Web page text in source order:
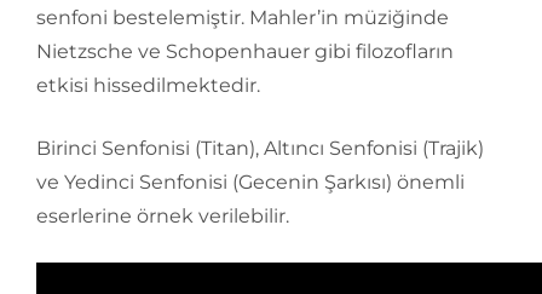
senfoni bestelemiştir. Mahler’in müziğinde
Nietzsche ve Schopenhauer gibi filozofların
etkisi hissedilmektedir.
Birinci Senfonisi (Titan), Altıncı Senfonisi (Trajik)
ve Yedinci Senfonisi (Gecenin Şarkısı) önemli
eserlerine örnek verilebilir.